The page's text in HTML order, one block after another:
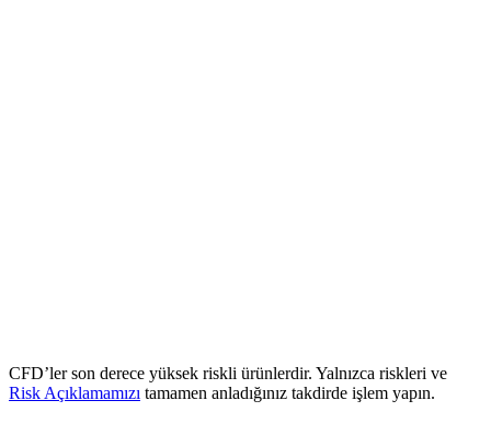
CFD’ler son derece yüksek riskli ürünlerdir. Yalnızca riskleri ve
Risk Açıklamamızı tamamen anladığınız takdirde işlem yapın.